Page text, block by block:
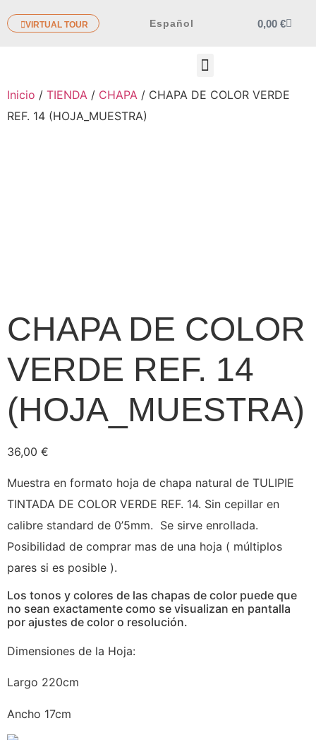
VIRTUAL TOUR Español 0,00 €
Inicio / TIENDA / CHAPA / CHAPA DE COLOR VERDE
REF. 14 (HOJA_MUESTRA)
CHAPA DE COLOR
VERDE REF. 14
(HOJA_MUESTRA)
36,00 €
Muestra en formato hoja de chapa natural de TULIPIE
TINTADA DE COLOR VERDE REF. 14. Sin cepillar en
calibre standard de 0’5mm. Se sirve enrollada.
Posibilidad de comprar mas de una hoja ( múltiplos
pares si es posible ).
Los tonos y colores de las chapas de color puede que
no sean exactamente como se visualizan en pantalla
por ajustes de color o resolución.
Dimensiones de la Hoja:
Largo 220cm
Ancho 17cm